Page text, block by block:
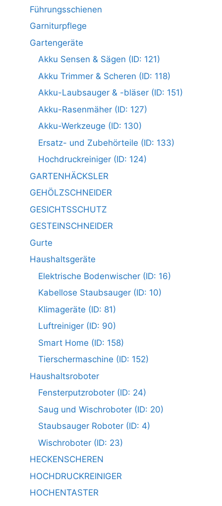
Führungsschienen
Garniturpflege
Gartengeräte
Akku Sensen & Sägen (ID: 121)
Akku Trimmer & Scheren (ID: 118)
Akku-Laubsauger & -bläser (ID: 151)
Akku-Rasenmäher (ID: 127)
Akku-Werkzeuge (ID: 130)
Ersatz- und Zubehörteile (ID: 133)
Hochdruckreiniger (ID: 124)
GARTENHÄCKSLER
GEHÖLZSCHNEIDER
GESICHTSSCHUTZ
GESTEINSCHNEIDER
Gurte
Haushaltsgeräte
Elektrische Bodenwischer (ID: 16)
Kabellose Staubsauger (ID: 10)
Klimageräte (ID: 81)
Luftreiniger (ID: 90)
Smart Home (ID: 158)
Tierschermaschine (ID: 152)
Haushaltsroboter
Fensterputzroboter (ID: 24)
Saug und Wischroboter (ID: 20)
Staubsauger Roboter (ID: 4)
Wischroboter (ID: 23)
HECKENSCHEREN
HOCHDRUCKREINIGER
HOCHENTASTER